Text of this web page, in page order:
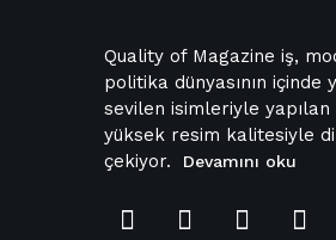
Quality of Magazine iş,
politika dünyasının içinde
sevilen isimleriyle
yüksek resim kalitesiyle
çekiyor.
Devamını oku